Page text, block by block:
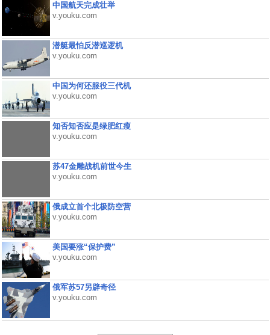
中国航天完成壮举
v.youku.com
潜艇最怕反潜巡逻机
v.youku.com
中国为何还服役三代机
v.youku.com
知否知否应是绿肥红瘦
v.youku.com
苏47金雕战机前世今生
v.youku.com
俄成立首个北极防空营
v.youku.com
美国要涨“保护费”
v.youku.com
俄军苏57另辟奇径
v.youku.com